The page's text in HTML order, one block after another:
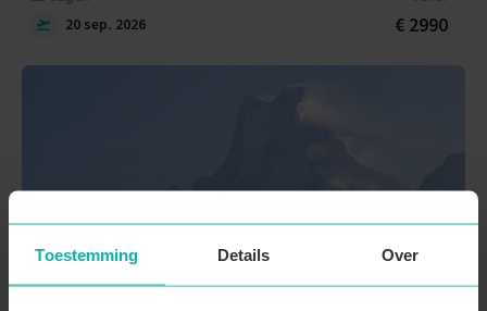
Toestemming Details Over
20 sep. 2026
€ 2990